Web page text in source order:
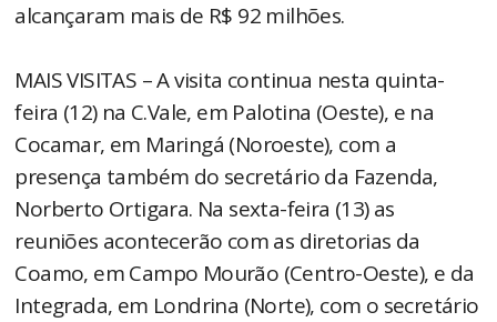
alcançaram mais de R$ 92 milhões.
MAIS VISITAS – A visita continua nesta quinta-
feira (12) na C.Vale, em Palotina (Oeste), e na
Cocamar, em Maringá (Noroeste), com a
presença também do secretário da Fazenda,
Norberto Ortigara. Na sexta-feira (13) as
reuniões acontecerão com as diretorias da
Coamo, em Campo Mourão (Centro-Oeste), e da
Integrada, em Londrina (Norte), com o secretário